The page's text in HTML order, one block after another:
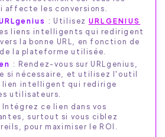
affecte les conversions.
: Utilisez URLGENIUS
liens intelligents qui redirigent
la bonne URL, en fonction de
la plateforme utilisée.
: Rendez-vous sur URLgenius,
si nécessaire, et utilisez l'outil
lien intelligent qui redirige
utilisateurs.
Intégrez ce lien dans vos
surtout si vous ciblez
pour maximiser le ROI.